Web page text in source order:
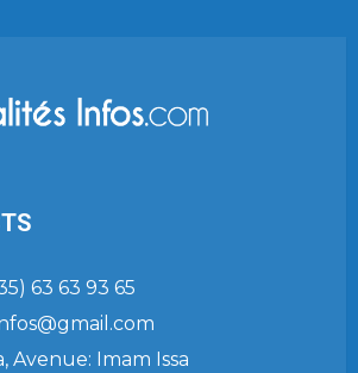
63 63 93 65
Avenue: Imam Issa